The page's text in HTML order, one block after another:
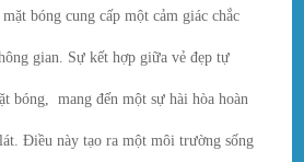
bóng cung cấp một cảm giác chắc
gian. Sự kết hợp giữa vẻ đẹp tự
bóng, mang đến một sự hài hòa hoàn
Điều này tạo ra một môi trường sống